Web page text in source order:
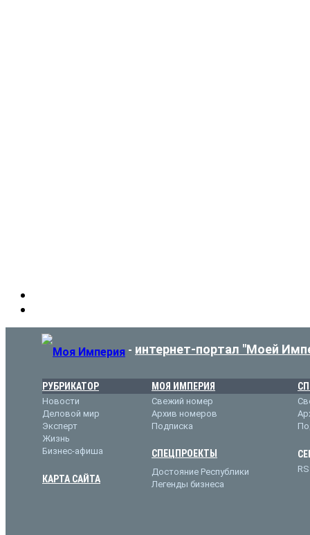
- интернет-портал "Моей
РУБРИКАТОР
Новости
Деловой мир
Эксперт
Жизнь
Бизнес-афиша
КАРТА САЙТА
МОЯ ИМПЕРИЯ
Свежий номер
Архив номеров
Подписка
СПЕЦПРОЕКТЫ
Достояние Республики
Легенды бизнеса